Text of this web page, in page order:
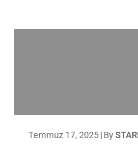
Temmuz 17, 2025| By